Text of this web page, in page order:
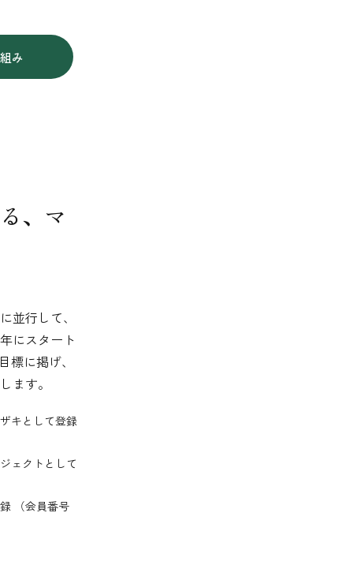
み
、マ
並行して、
にスタート
に掲げ、
ます。
キとして登録
ェクトとして
（会員番号